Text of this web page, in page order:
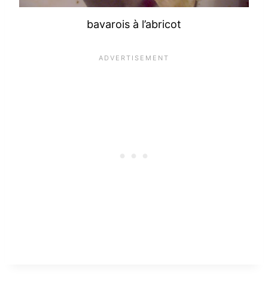
bavarois à l’abricot